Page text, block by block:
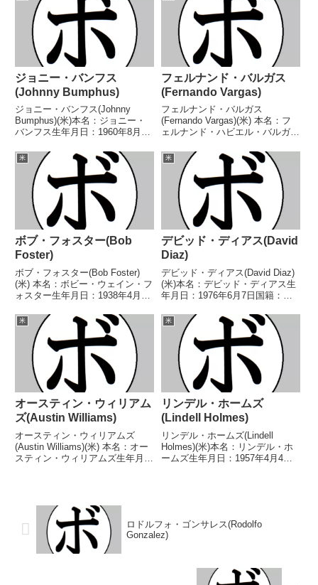
ジョニー・バンフス
(Johnny Bumphus)
ジョニー・バンフス(Johnny
Bumphus)(米)本名：ジョニー・
バンフス生年月日：1960年8月17
(20KO)2敗【獲得タイトル】1977
年度AAU全米選手権フェザー級
優勝(アマチュア)1979年度ナシ...
フェルナンド・バルガス
(Fernando Vargas)
フェルナンド・バルガス
(Fernando Vargas)(米) 本名：フ
ェルナンド・ハビエル・バルガス
米戦績：31戦26勝(22KO)5
敗 【獲得タイトル】1992年度ジ
ュニア五輪ボックスオフライト級
優勝...
米
ボブ・フォスター(Bob
Foster)
ボブ・フォスター(Bob Foster)
(米) 本名：ボビー・ウェイン・フ
ォスター生年月日：1938年4月27
(46KO)8敗1分 【獲得タイトル】
第5代WBA世界ライトヘビー級王
座第5代WBC世界ライトヘビー
級...
米
デビッド・ディアス(David
Diaz)
デビッド・ディアス(David Diaz)
(米)本名：デビッド・ディアス生
年月日：1976年6月7日国籍：米
【獲得タイトル】1993年度ナシ
ョナルゴールデングローブライト
ウェルター級優勝1994年度ナ
シ...
米
オースティン・ウィリアム
ズ(Austin Williams)
オースティン・ウィリアムズ
(Austin Williams)(米) 本名：オー
スティン・ウィリアムズ生年月
WBA米大陸ミドル級王座WBA...
米
リンデル・ホームズ
(Lindell Holmes)
リンデル・ホームズ(Lindell
Holmes)(米)本名：リンデル・ホ
ームズ生年月日：1957年4月4日
ロドルフォ・ゴンサレス(Rodolfo
Gonzalez)